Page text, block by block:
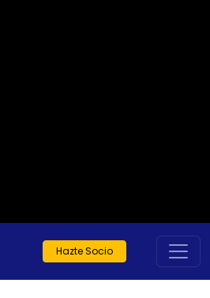
Hazte Socio